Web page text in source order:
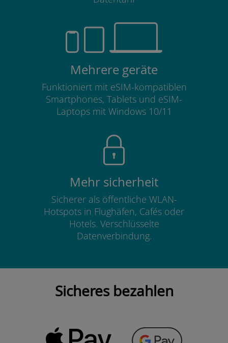
Mehrere geräte
Funktioniert mit eSIM-kompatiblen
Smartphones, Tablets und eSIM-
Laptops mit Windows 10/11
Mehr sicherheit
Sicherer als öffentliche WLAN-
Hotspots in Flughäfen, Cafés oder
Hotels. Verschlüsselte
Datenverbindung.
Sicheres bezahlen